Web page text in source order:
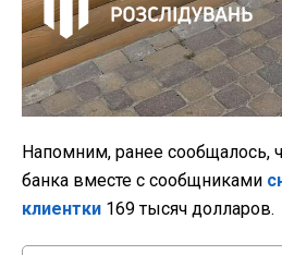
Напомним, ранее сообщалось,
банка вместе с сообщниками
клиентки 169 тысяч долларов.